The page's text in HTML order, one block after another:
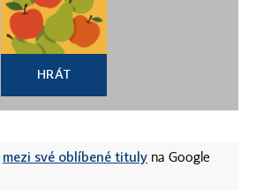
HRÁT
mezi své oblíbené tituly na Google